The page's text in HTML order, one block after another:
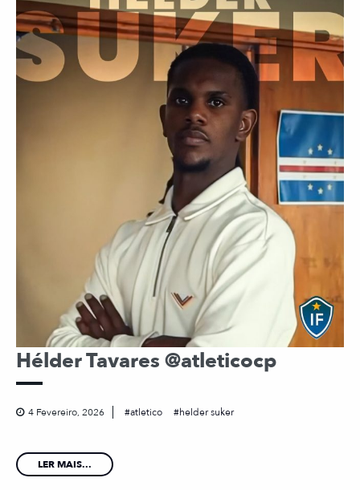
Hélder Tavares @atleticocp
4 Fevereiro, 2026 atletico helder suker
LER MAIS...